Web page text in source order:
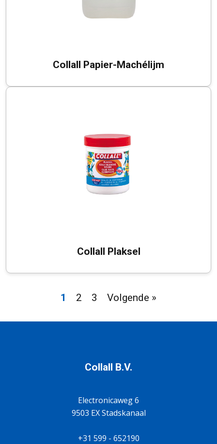
Collall Papier-Machélijm
Collall Plaksel
1 2 3 Volgende »
Collall B.V.
Electronicaweg 6
9503 EX Stadskanaal
+31 599 - 652190